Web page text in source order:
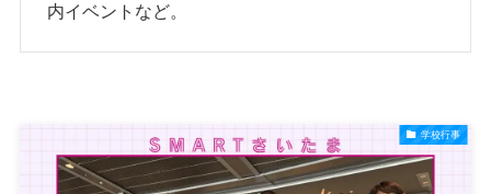
内イベントなど。
学校行事